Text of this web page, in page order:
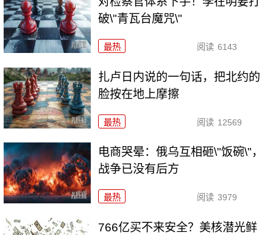
破\"青瓦台魔咒\"
最热 阅读 6143
扎卢日内说的一句话，把北约的
脸按在地上摩擦
最热 阅读 12569
电商哭晕：俄乌互相砸\"饭碗\"，
战争已没有后方
最热 阅读 3979
766亿买不来安全？美核潜光鲜